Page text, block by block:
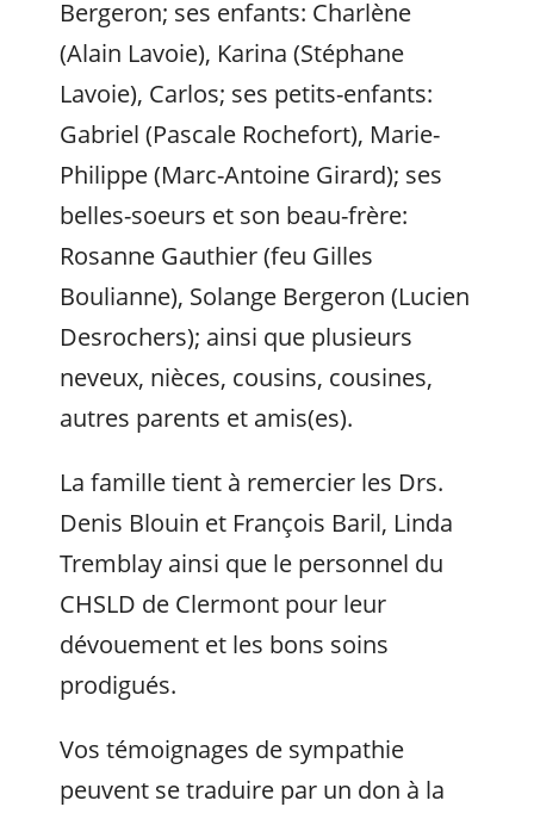
Bergeron; ses enfants: Charlène
(Alain Lavoie), Karina (Stéphane
Lavoie), Carlos; ses petits-enfants:
Gabriel (Pascale Rochefort), Marie-
Philippe (Marc-Antoine Girard); ses
belles-soeurs et son beau-frère:
Rosanne Gauthier (feu Gilles
Boulianne), Solange Bergeron (Lucien
Desrochers); ainsi que plusieurs
neveux, nièces, cousins, cousines,
autres parents et amis(es).
La famille tient à remercier les Drs.
Denis Blouin et François Baril, Linda
Tremblay ainsi que le personnel du
CHSLD de Clermont pour leur
dévouement et les bons soins
prodigués.
Vos témoignages de sympathie
peuvent se traduire par un don à la